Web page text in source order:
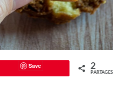
Save 2
PARTAGES